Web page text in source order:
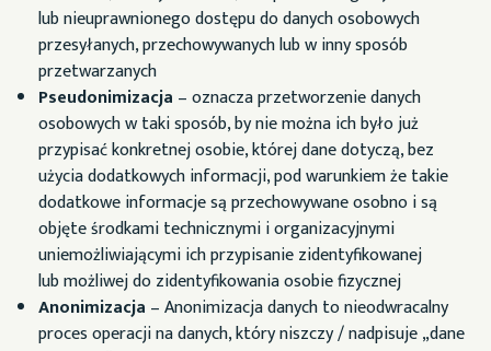
lub nieuprawnionego dostępu do danych osobowych
przesyłanych, przechowywanych lub w inny sposób
przetwarzanych
Pseudonimizacja – oznacza przetworzenie danych
osobowych w taki sposób, by nie można ich było już
przypisać konkretnej osobie, której dane dotyczą, bez
użycia dodatkowych informacji, pod warunkiem że takie
dodatkowe informacje są przechowywane osobno i są
objęte środkami technicznymi i organizacyjnymi
uniemożliwiającymi ich przypisanie zidentyfikowanej
lub możliwej do zidentyfikowania osobie fizycznej
Anonimizacja – Anonimizacja danych to nieodwracalny
proces operacji na danych, który niszczy / nadpisuje „dane